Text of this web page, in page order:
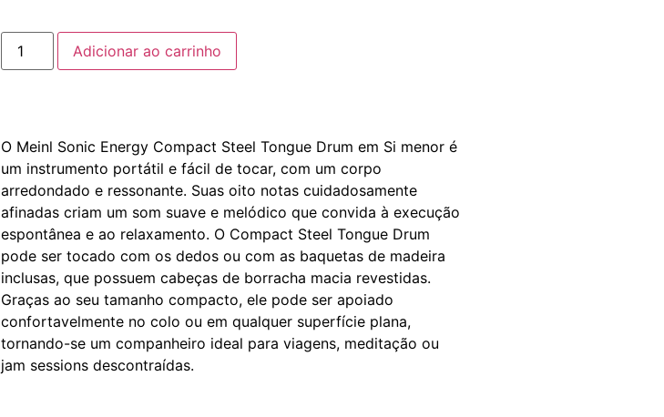
Adicionar ao carrinho
O Meinl Sonic Energy Compact Steel Tongue Drum em Si menor é
um instrumento portátil e fácil de tocar, com um corpo
arredondado e ressonante. Suas oito notas cuidadosamente
afinadas criam um som suave e melódico que convida à execução
espontânea e ao relaxamento. O Compact Steel Tongue Drum
pode ser tocado com os dedos ou com as baquetas de madeira
inclusas, que possuem cabeças de borracha macia revestidas.
Graças ao seu tamanho compacto, ele pode ser apoiado
confortavelmente no colo ou em qualquer superfície plana,
tornando-se um companheiro ideal para viagens, meditação ou
jam sessions descontraídas.